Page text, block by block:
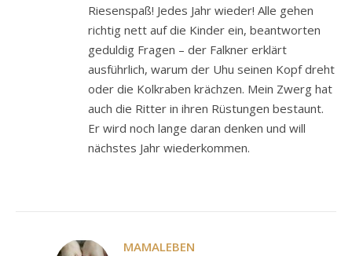
Riesenspaß! Jedes Jahr wieder! Alle gehen
richtig nett auf die Kinder ein, beantworten
geduldig Fragen – der Falkner erklärt
ausführlich, warum der Uhu seinen Kopf dreht
oder die Kolkraben krächzen. Mein Zwerg hat
auch die Ritter in ihren Rüstungen bestaunt.
Er wird noch lange daran denken und will
nächstes Jahr wiederkommen.
MAMALEBEN